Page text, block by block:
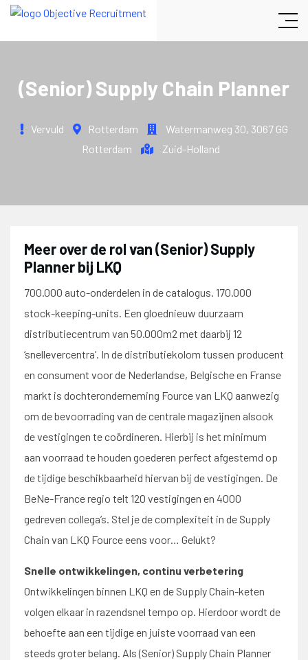
(Senior) Supply Chain Planner
Vervuld Rotterdam Watermanweg 30, 3067 GG
Rotterdam
Zuid-Holland
Meer over de rol van (Senior) Supply
Planner bij LKQ
700.000 auto-onderdelen in de catalogus. 170.000
stock-keeping-units. Een gloednieuw duurzaam
distributiecentrum van 50.000m2 met daarbij 12
‘snellevercentra’. In de distributiekolom tussen producent
en consument voor de Nederlandse, Belgische en Franse
markt is dochteronderneming Fource van LKQ aanwezig
om de bevoorrading van de centrale magazijnen alsook
de vestigingen te coördineren. Hierbij is het minimum
aan voorraad te houden goederen perfect afgestemd op
de tijdige beschikbaarheid hiervan bij de vestigingen. De
BeNe-France regio telt 120 vestigingen en 4000
gedreven collega’s. Stel je de complexiteit in de Supply
Chain van LKQ Fource eens voor… Gelukt?
Snelle ontwikkelingen, continu verbetering
Ontwikkelingen binnen LKQ en de Supply Chain-keten
volgen elkaar in razendsnel tempo op. Hierdoor wordt de
behoefte aan een tijdige en juiste voorraad van een
steeds groter belang. Als (Senior) Supply Chain Planner